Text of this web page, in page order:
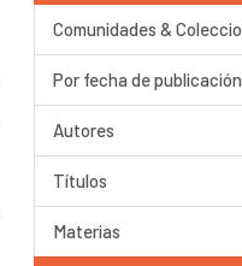
Comunidades &
Por fecha de publicación
Autores
Títulos
Materias